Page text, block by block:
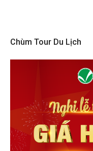
Chùm Tour Du Lịch